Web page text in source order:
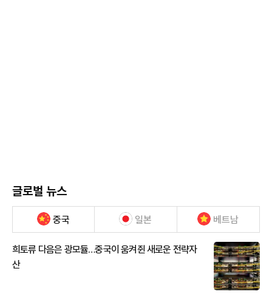
글로벌 뉴스
중국 일본 베트남
희토류 다음은 광모듈…중국이 움켜쥔 새로운 전략자
산